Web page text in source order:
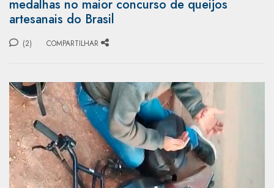
medalhas no maior concurso de queijos
artesanais do Brasil
(2) COMPARTILHAR